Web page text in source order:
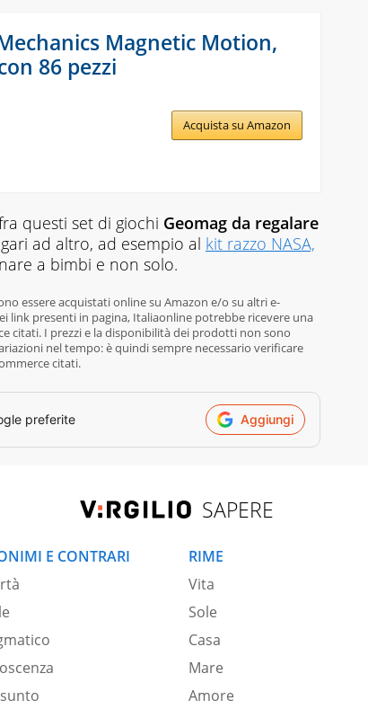
Magnetic Motion,
86 pezzi
Acquista su Amazon
questi set di giochi Geomag da regalare
ad altro, ad esempio al kit razzo NASA,
a bimbi e non solo.
essere acquistati online su Amazon e/o su altri e-
link presenti in pagina, Italiaonline potrebbe ricevere una
citati. I prezzi e la disponibilità dei prodotti non sono
nel tempo: è quindi sempre necessario verificare
citati.
preferite Aggiungi
SAPERE
E CONTRARI
RIME
Vita
Sole
Casa
Mare
Amore